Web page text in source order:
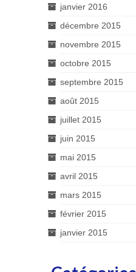
janvier 2016
décembre 2015
novembre 2015
octobre 2015
septembre 2015
août 2015
juillet 2015
juin 2015
mai 2015
avril 2015
mars 2015
février 2015
janvier 2015